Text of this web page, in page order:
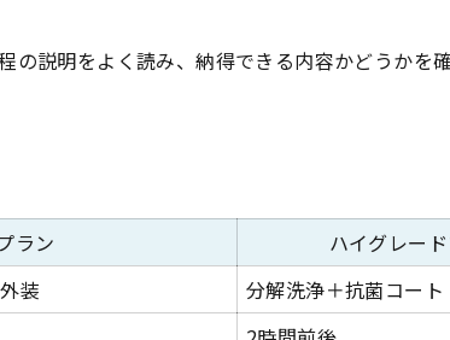
の説明をよく読み、納得できる内容かどうかを
ラン ハイグレー
装 分解洗浄＋抗菌コート